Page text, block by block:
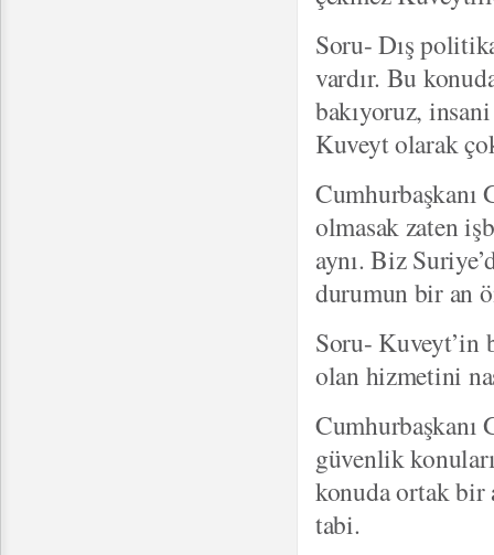
Soru- Dış
vardır. Bu
bakıyoruz,
Kuveyt olarak
Cumhurbaşkanı
olmasak zaten
aynı. Biz
durumun bir an
Soru- Kuveyt’in
olan hizmetini
Cumhurbaşkanı
güvenlik
konuda ortak bir
tabi.